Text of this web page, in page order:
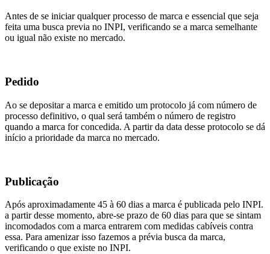
Antes de se iniciar qualquer processo de marca e essencial que seja
feita uma busca previa no INPI, verificando se a marca semelhante
ou igual não existe no mercado.
Pedido
Ao se depositar a marca e emitido um protocolo já com número de
processo definitivo, o qual será também o número de registro
quando a marca for concedida. A partir da data desse protocolo se dá
início a prioridade da marca no mercado.
Publicação
Após aproximadamente 45 à 60 dias a marca é publicada pelo INPI.
a partir desse momento, abre-se prazo de 60 dias para que se sintam
incomodados com a marca entrarem com medidas cabíveis contra
essa. Para amenizar isso fazemos a prévia busca da marca,
verificando o que existe no INPI.